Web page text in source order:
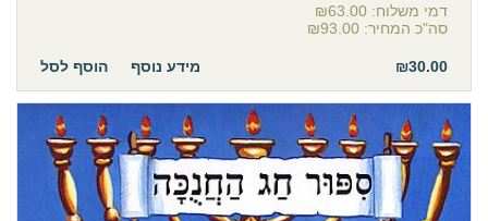
דמי משלוח: ₪63.00
סה"כ המחיר: ₪93.00
₪30.00 הוסף לסל מידע נוסף